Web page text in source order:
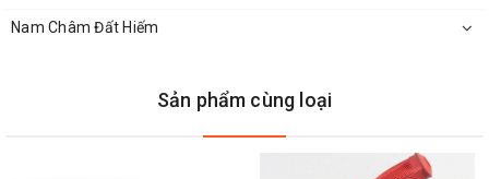
Nam Châm Đất Hiếm
Sản phẩm cùng loại